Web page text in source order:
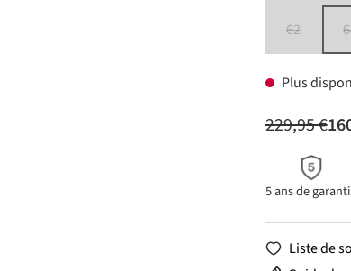
62
Plus
229,95 €
5 ans de
Liste de